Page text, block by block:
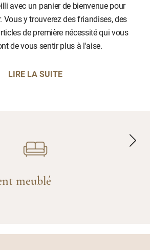
avec un panier de bienvenue pour
Vous y trouverez des friandises, des
de première nécessité qui vous
de vous sentir plus à l'aise.
LIRE LA SUITE
meublé